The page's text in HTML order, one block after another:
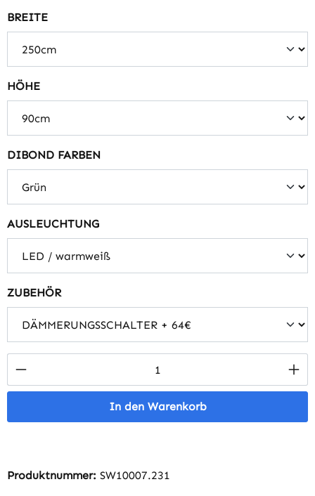
BREITEauswählen
HÖHEauswählen
DIBOND FARBENauswählen
AUSLEUCHTUNGauswählen
ZUBEHÖRauswählen
Produkt Anzahl: Gib den gewünschten
In den Warenkorb
Produktnummer: SW10007.231